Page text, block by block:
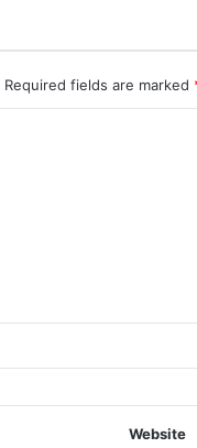
Required fields are marked
Website